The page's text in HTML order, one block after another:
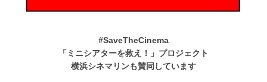
#SaveTheCinema
「ミニシアターを救え！」プロジェクト
横浜シネマリンも賛同しています